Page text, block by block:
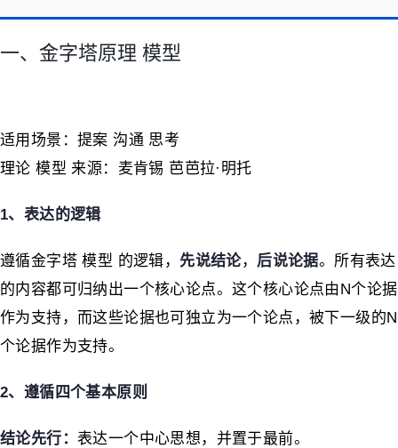
一、金字塔原理 模型
适用场景：提案 沟通 思考
理论 模型 来源：麦肯锡 芭芭拉·明托
1、表达的逻辑
遵循金字塔 模型 的逻辑， 先说结论， 后说论据。所有表达
的内容都可归纳出一个核心论点。这个核心论点由N个论据
作为支持，而这些论据也可独立为一个论点，被下一级的N
个论据作为支持。
2、遵循四个基本原则
结论先行 ： 表达一个中心思想，并置于最前。